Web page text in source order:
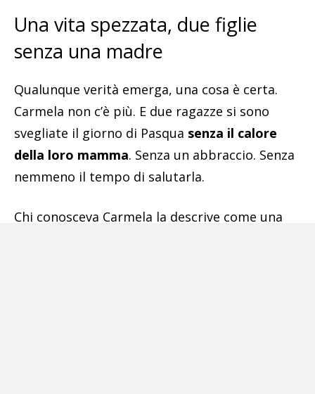
Una vita spezzata, due figlie
senza una madre
Qualunque verità emerga, una cosa è certa.
Carmela non c’è più. E due ragazze si sono
svegliate il giorno di Pasqua senza il calore
della loro mamma. Senza un abbraccio. Senza
nemmeno il tempo di salutarla.
Chi conosceva Carmela la descrive come una